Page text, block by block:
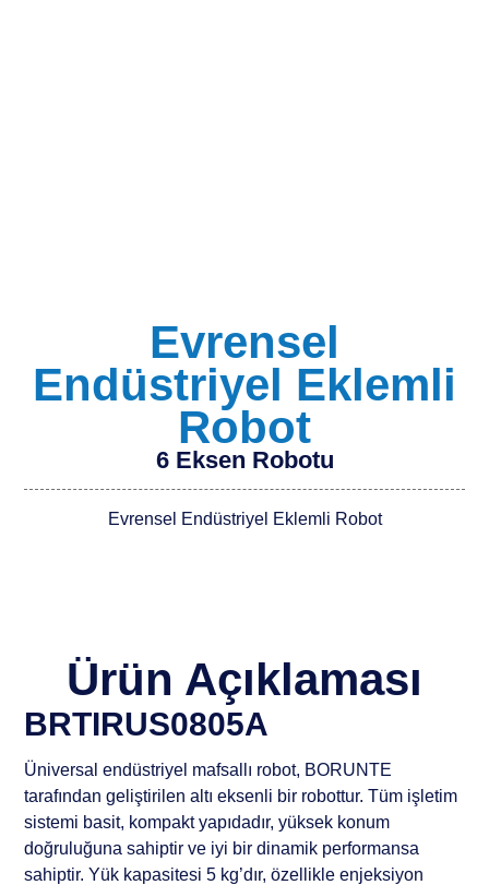
Evrensel
Endüstriyel Eklemli
Robot
6 Eksen Robotu
Evrensel Endüstriyel Eklemli Robot
Ürün Açıklaması
BRTIRUS0805A
Üniversal endüstriyel mafsallı robot, BORUNTE
tarafından geliştirilen altı eksenli bir robottur. Tüm işletim
sistemi basit, kompakt yapıdadır, yüksek konum
doğruluğuna sahiptir ve iyi bir dinamik performansa
sahiptir. Yük kapasitesi 5 kg’dır, özellikle enjeksiyon